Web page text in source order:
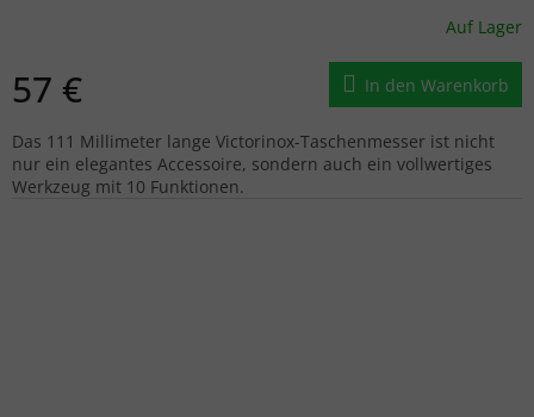
Auf Lager
57 € In den Warenkorb
Das 111 Millimeter lange Victorinox-Taschenmesser ist nicht
nur ein elegantes Accessoire, sondern auch ein vollwertiges
Werkzeug mit 10 Funktionen.